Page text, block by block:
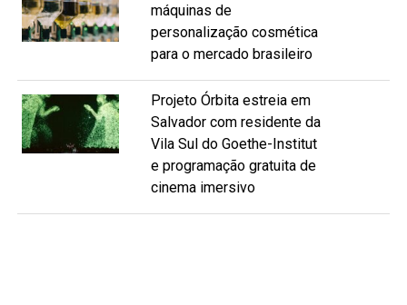
máquinas de
personalização cosmética
para o mercado brasileiro
Projeto Órbita estreia em
Salvador com residente da
Vila Sul do Goethe-Institut
e programação gratuita de
cinema imersivo